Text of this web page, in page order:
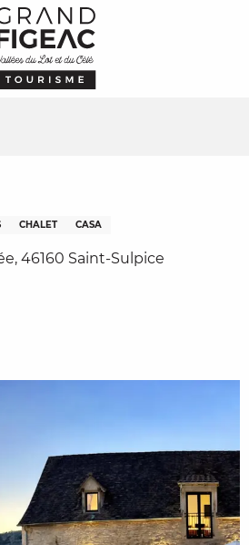
CHALET CASA
46160 Saint-Sulpice
aux favoris